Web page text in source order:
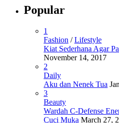
Popular
1
Fashion /Lifestyle
Kiat Sederhana Agar
November 14, 2017
2
Daily
Aku dan Nenek Tua
3
Beauty
Wardah C-Defense
Cuci Muka March 27,